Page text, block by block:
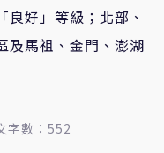
好」等級；北部、
及馬祖、金門、澎湖
字數：552